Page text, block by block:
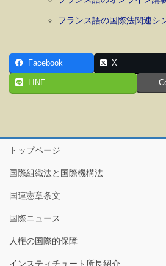
フランス語の国際法関連シ
Facebook X
LINE
トップページ
国際組織法と国際機構法
国連憲章条文
国際ニュース
人権の国際的保障
インスティチュート所長紹介